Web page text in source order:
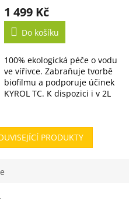
produktu
5,0
5
hvězdiček.
1 499 Kč
Do košíku
100% ekologická péče o vodu
ve vířivce. Zabraňuje tvorbě
biofilmu a podporuje účinek
KYROL TC. K dispozici i v 2L
PRODUKTY